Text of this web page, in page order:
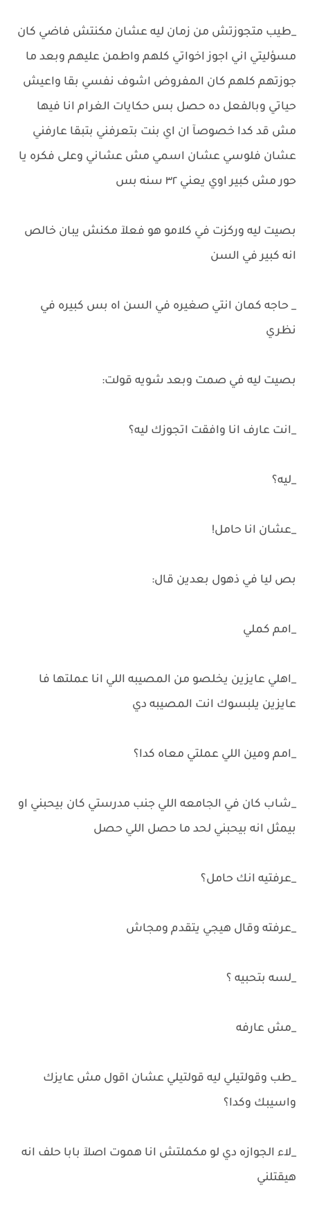
_طيب متجوزتش من زمان ليه عشان مكنتش فاضي كان
مسؤليتي اني اجوز اخواتي كلهم واطمن عليهم وبعد ما
جوزتهم كلهم كان المفروض اشوف نفسي بقا واعيش
حياتي وبالفعل ده حصل بس حكايات الغرام انا فيها
مش قد كدا خصوصآ ان اي بنت بتعرفني بتبقا عارفني
عشان فلوسي عشان اسمي مش عشاني وعلى فكره يا
حور مش كبير اوي يعني ٣٢ سنه بس
بصيت ليه وركزت في كلامو هو فعلآ مكنش يبان خالص
انه كبير في السن
_ حاجه كمان انتي صغيره في السن اه بس كبيره في
نظري
بصيت ليه في صمت وبعد شويه قولت:
_انت عارف انا وافقت اتجوزك ليه؟
_ليه؟
_عشان انا حامل!
بص ليا في ذهول بعدين قال:
_امم كملي
_اهلي عايزين يخلصو من المصيبه اللي انا عملتها فا
عايزين يلبسوك انت المصيبه دي
_امم ومين اللي عملتي معاه كدا؟
_شاب كان في الجامعه اللي جنب مدرستي كان بيحبني او
بيمثل انه بيحبني لحد ما حصل اللي حصل
_عرفتيه انك حامل؟
_عرفته وقال هيجي يتقدم ومجاش
_لسه بتحبيه ؟
_مش عارفه
_طب وقولتيلي ليه قولتيلي عشان اقول مش عايزك
واسيبك وكدا؟
_لاء الجوازه دي لو مكملتش انا هموت اصلآ بابا حلف انه
هيقتلني